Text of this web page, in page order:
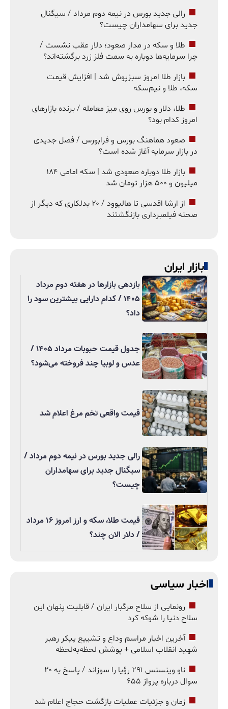
رالی جدید بورس در نیمه دوم مرداد / سیگنال
جدید برای سهامداران چیست؟
طلا و سکه در مدار صعود؛ دلار عقب نشست /
چرا سرمایه‌ها دوباره به سمت فلز زرد برگشته‌اند؟
بازار طلا امروز سبزپوش شد | افزایش قیمت
سکه، طلا و نیم‌سکه
طلا، دلار و بورس روی میز معامله / برنده بازارهای
امروز کدام بود؟
صعود هماهنگ بورس و فرابورس / فصل جدیدی
در بازار سرمایه آغاز شده است؟
بازار طلا دوباره صعودی شد | سکه امامی ۱۸۴
میلیون و ۵۰۰ هزار تومان شد
از ارشا اقدسی تا هالیوود / ۲۰ بدلکاری که دیگر از
صحنه فیلمبرداری بازنگشتند
بازار ایران
بازدهی بازارها در هفته دوم مرداد
۱۴۰۵ / کدام دارایی بیشترین سود را
داد؟
جدول قیمت حبوبات مرداد ۱۴۰۵ /
عدس و لوبیا چند فروخته می‌شود؟
قیمت واقعی تخم مرغ اعلام شد
رالی جدید بورس در نیمه دوم مرداد /
سیگنال جدید برای سهامداران
چیست؟
قیمت طلا، سکه و ارز امروز ۱۶ مرداد
/ دلار الان چند؟
اخبار سیاسی
رونمایی از سلاح مرگبار ایران / قابلیت پنهان این
سلاح دنیا را شوکه کرد
آخرین اخبار مراسم وداع و تشییع پیکر رهبر
شهید انقلاب اسلامی + پوشش لحظه‌به‌لحظه
ناو وینسنس ۲۹۱ رؤیا را سوزاند / پاسخ به ۲۰
سوال درباره پرواز ۶۵۵
زمان و جزئیات عملیات بازگشت حجاج اعلام شد